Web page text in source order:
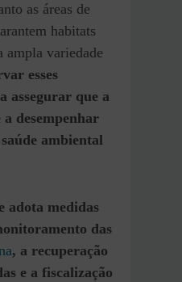
as áreas de
habitats
ampla variedade
esses
assegurar que a
desempenhar
ambiental
adota medidas
das
, a recuperação
e a fiscalização